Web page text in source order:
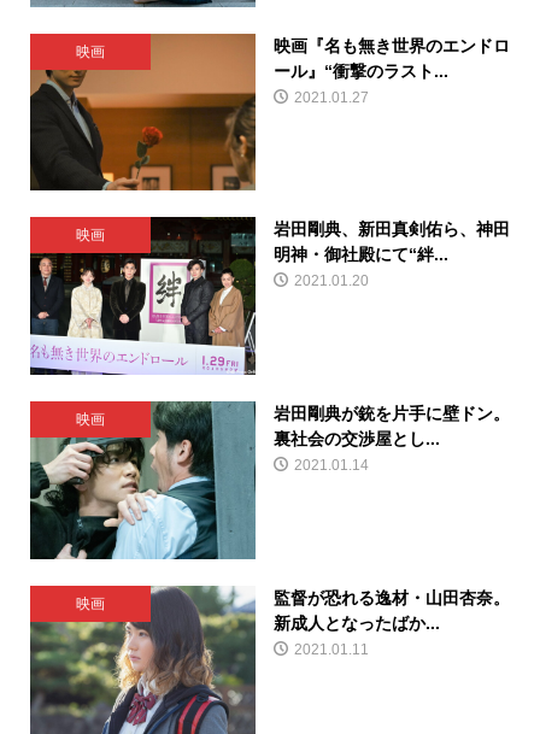
映画
映画『名も無き世界のエンドロ
ール』“衝撃のラスト...
2021.01.27
映画
岩田剛典、新田真剣佑ら、神田
明神・御社殿にて“絆...
2021.01.20
映画
岩田剛典が銃を片手に壁ドン。
裏社会の交渉屋とし...
2021.01.14
映画
監督が恐れる逸材・山田杏奈。
新成人となったばか...
2021.01.11